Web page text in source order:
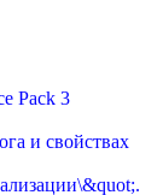
Pack 3
и свойствах